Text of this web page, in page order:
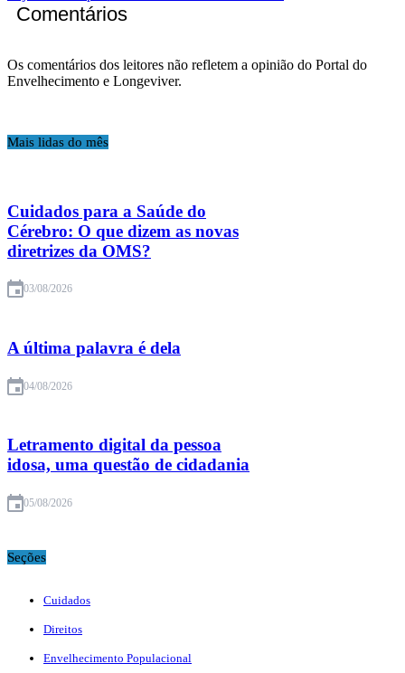
Comentários
Os comentários dos leitores não refletem a opinião do Portal do
Envelhecimento e Longeviver.
Mais lidas do mês
Cuidados para a Saúde do
Cérebro: O que dizem as novas
diretrizes da OMS?
03/08/2026
A última palavra é dela
04/08/2026
Letramento digital da pessoa
idosa, uma questão de cidadania
05/08/2026
Seções
Cuidados
Direitos
Envelhecimento Populacional